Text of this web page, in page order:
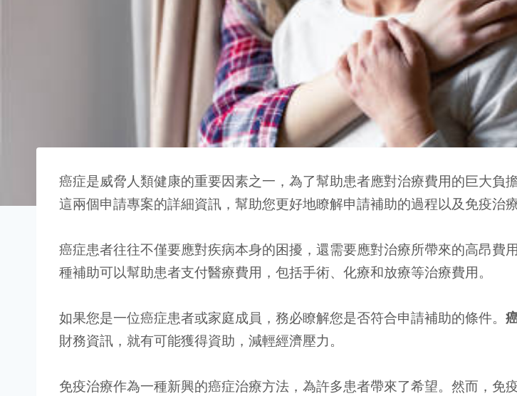
癌症是威脅人類健康的重要因素之一，為了幫助患者應對治療費用的巨大負
這兩個申請專案的詳細資訊，幫助您更好地瞭解申請補助的過程以及免疫治
癌症患者往往不僅要應對疾病本身的困擾，還需要應對治療所帶來的高昂費
種補助可以幫助患者支付醫療費用，包括手術、化療和放療等治療費用。
如果您是一位癌症患者或家庭成員，務必瞭解您是否符合申請補助的條件。
財務資訊，就有可能獲得資助，減輕經濟壓力。
免疫治療作為一種新興的癌症治療方法，為許多患者帶來了希望。然而，